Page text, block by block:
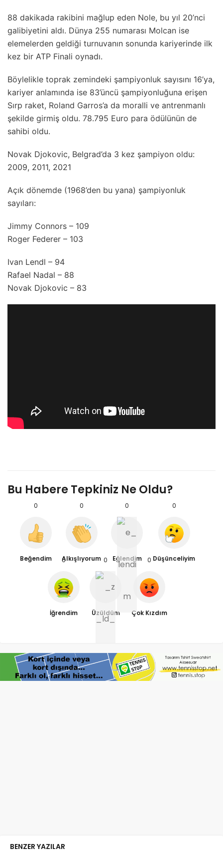
88 dakikada rakibini mağlup eden Nole, bu yıl 20’nci
galibiyetini aldı. Dünya 255 numarası Molcan ise
elemelerden geldiği turnuvanın sonunda kariyerinde ilk
kez bir ATP Finali oynadı.
Böylelikle toprak zemindeki şampiyonluk sayısını 16’ya,
kariyer anlamında ise 83’üncü şampiyonluğuna erişen
Sırp raket, Roland Garros’a da moralli ve antrenmanlı
şekilde girmiş oldu. 78.795 Euro para ödülünün de
sahibi oldu.
Novak Djokovic, Belgrad’da 3 kez şampiyon oldu:
2009, 2011, 2021
Açık dönemde (1968’den bu yana) şampiyonluk
sayıları:
Jimmy Connors – 109
Roger Federer – 103
Ivan Lendl – 94
Rafael Nadal – 88
Novak Djokovic – 83
Bu Habere Tepkiniz Ne Oldu?
0
Beğendim
0
Alkışlıyorum
0
Eğlendim
0
Düşünceliyim
0
İğrendim
0
Üzüldüm
0
Çok Kızdım
BENZER YAZILAR